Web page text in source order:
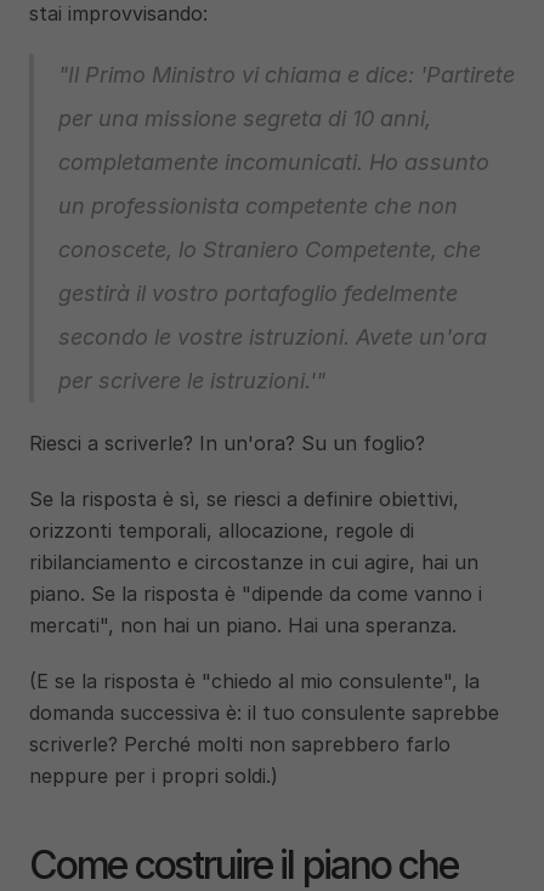
stai improvvisando:
"Il Primo Ministro vi chiama e dice: 'Partirete
per una missione segreta di 10 anni,
completamente incomunicati. Ho assunto
un professionista competente che non
conoscete, lo Straniero Competente, che
gestirà il vostro portafoglio fedelmente
secondo le vostre istruzioni. Avete un'ora
per scrivere le istruzioni.'"
Riesci a scriverle? In un'ora? Su un foglio?
Se la risposta è sì, se riesci a definire obiettivi,
orizzonti temporali, allocazione, regole di
ribilanciamento e circostanze in cui agire, hai un
piano. Se la risposta è "dipende da come vanno i
mercati", non hai un piano. Hai una speranza.
(E se la risposta è "chiedo al mio consulente", la
domanda successiva è: il tuo consulente saprebbe
scriverle? Perché molti non saprebbero farlo
neppure per i propri soldi.)
Come costruire il piano che